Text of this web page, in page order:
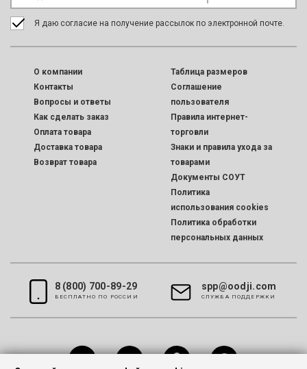
Я даю согласие на получение рассылок по электронной почте.
O компании
Контакты
Вопросы и ответы
Как сделать заказ
Оплата товара
Доставка товара
Возврат товара
Таблица размеров
Соглашение
пользователя
Правила интернет-
торговли
Знаки и правила ухода за
товарами
Документы СОУТ
Политика
использования cookies
Политика обработки
персональных данных
8 (800) 700-89-29
БЕСПЛАТНО ПО РОССИИ
spp@oodji.com
CЛУЖБА ПОДДЕРЖКИ